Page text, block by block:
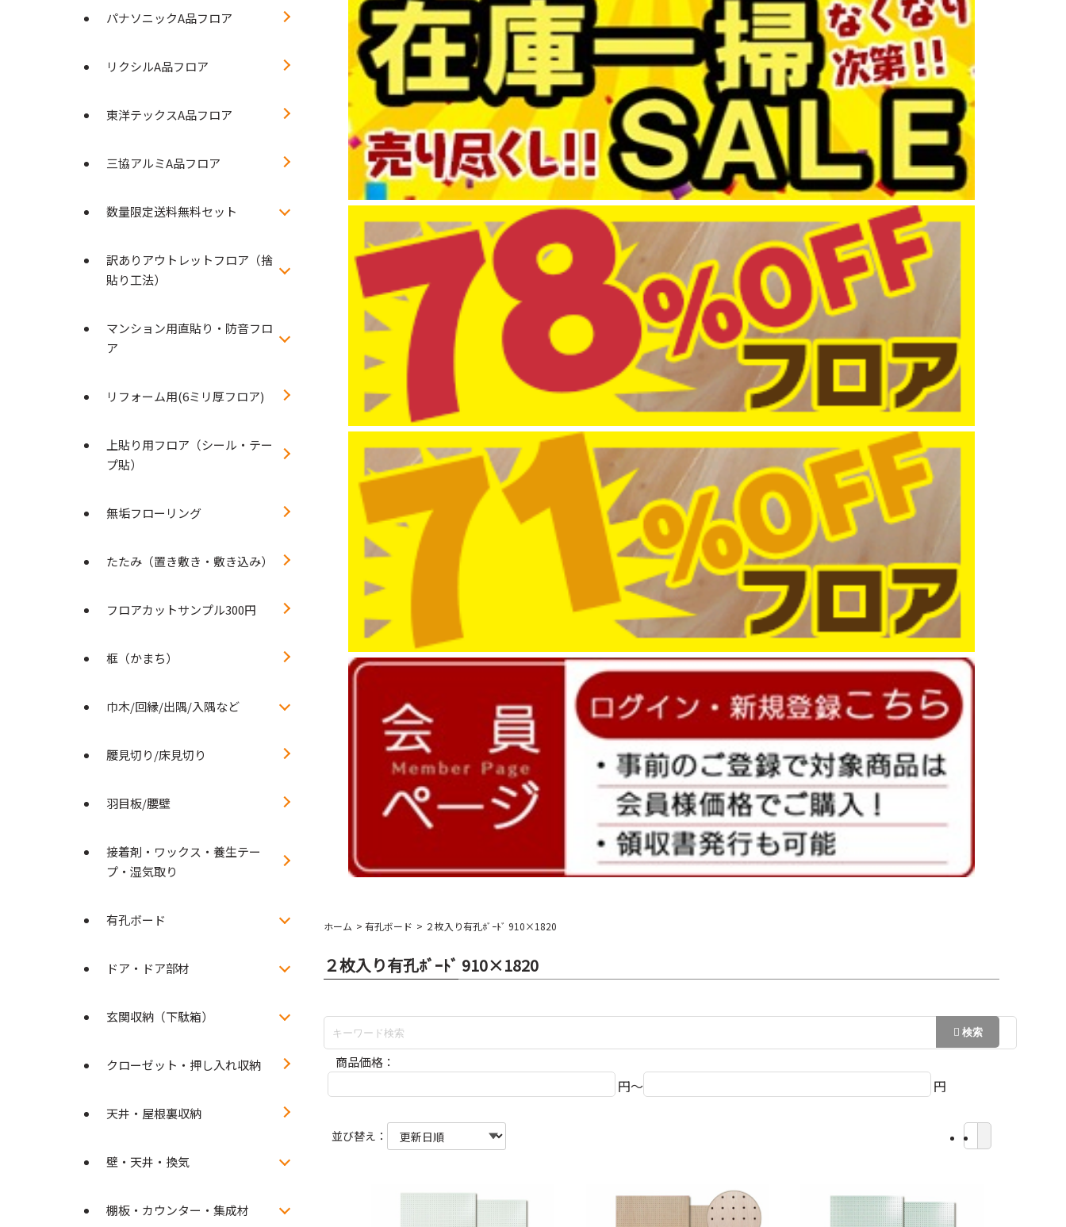
ホーム 有孔ボード ２枚入り有孔ﾎﾞｰﾄﾞ 910×1820
２枚入り有孔ﾎﾞｰﾄﾞ 910×1820
商品価格：
円～ 円
並び替え：
パナソニックA品フロア
リクシルA品フロア
東洋テックスA品フロア
三協アルミA品フロア
数量限定送料無料セット
訳ありアウトレットフロア（捨
貼り工法）
マンション用直貼り・防音フロ
ア
リフォーム用(6ミリ厚フロア)
上貼り用フロア（シール・テー
プ貼）
無垢フローリング
たたみ（置き敷き・敷き込み）
フロアカットサンプル300円
框（かまち）
巾木/回縁/出隅/入隅など
腰見切り/床見切り
羽目板/腰壁
接着剤・ワックス・養生テー
プ・湿気取り
有孔ボード
ドア・ドア部材
玄関収納（下駄箱）
クローゼット・押し入れ収納
天井・屋根裏収納
壁・天井・換気
棚板・カウンター・集成材